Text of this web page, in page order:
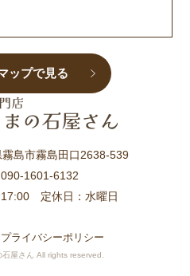
島市霧島田口2638-539
090-1601-6132
定休日：水曜日
プライバシーポリシー
屋さん All rights reserved.
ップで見る